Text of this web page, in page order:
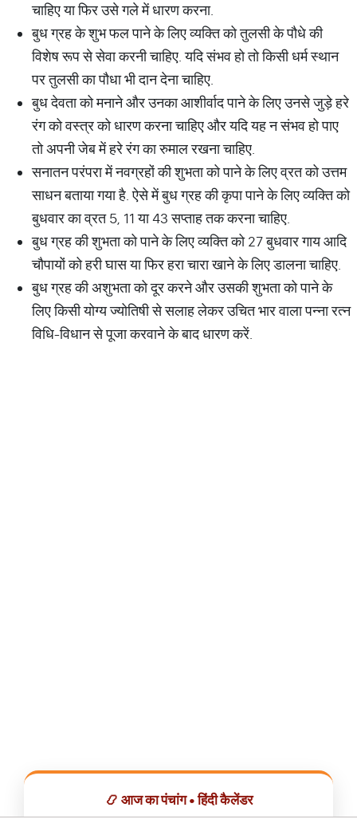
चाहिए या फिर उसे गले में धारण करना.
बुध ग्रह के शुभ फल पाने के लिए व्यक्ति को तुलसी के पौधे की
विशेष रूप से सेवा करनी चाहिए. यदि संभव हो तो किसी धर्म स्थान
पर तुलसी का पौधा भी दान देना चाहिए.
बुध देवता को मनाने और उनका आशीर्वाद पाने के लिए उनसे जुड़े हरे
रंग को वस्त्र को धारण करना चाहिए और यदि यह न संभव हो पाए
तो अपनी जेब में हरे रंग का रुमाल रखना चाहिए.
सनातन परंपरा में नवग्रहों की शुभता को पाने के लिए व्रत को उत्तम
साधन बताया गया है. ऐसे में बुध ग्रह की कृपा पाने के लिए व्यक्ति को
बुधवार का व्रत 5, 11 या 43 सप्ताह तक करना चाहिए.
बुध ग्रह की शुभता को पाने के लिए व्यक्ति को 27 बुधवार गाय आदि
चौपायों को हरी घास या फिर हरा चारा खाने के लिए डालना चाहिए.
बुध ग्रह की अशुभता को दूर करने और उसकी शुभता को पाने के
लिए किसी योग्य ज्योतिषी से सलाह लेकर उचित भार वाला पन्ना रत्न
विधि-विधान से पूजा करवाने के बाद धारण करें.
📿 आज का पंचांग • हिंदी कैलेंडर